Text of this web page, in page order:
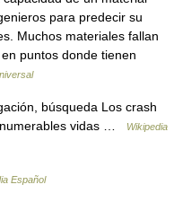
para predecir su
Muchos materiales fallan
puntos donde tienen
búsqueda Los crash
vidas …
Wikipedia
Español